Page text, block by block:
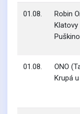
01.08.
Robin
Klatovy
01.08.
ONO
Krupá